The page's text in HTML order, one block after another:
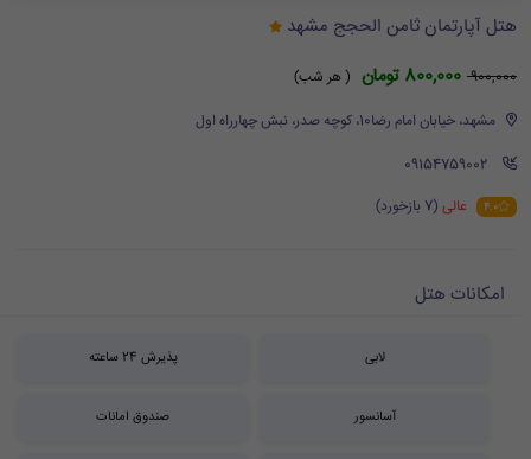
هتل آپارتمان ثامن الحجج مشهد
900,000 800,000 تومان
( هر شب)
مشهد، خیابان امام رضا10، کوچه صدر، نبش چهارراه اول
‪ 09154759002
4.0 عالی (7 بازخورد)
امکانات هتل
لابی پذیرش 24 ساعته
آسانسور صندوق امانات